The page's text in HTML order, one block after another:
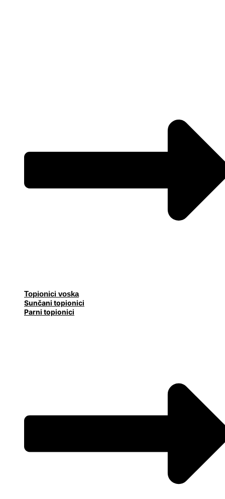
Topionici voska
Sunčani topionici
Parni topionici